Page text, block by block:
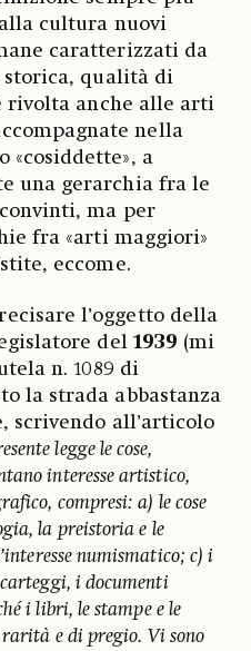
cultura nuovi
caratterizzati da
qualità di
rivolta anche alle arti
nella
«cosiddette», a
una gerarchia fra le
ma per
fra «arti maggiori»
eccome.
l’oggetto della
del1939 (mi
n. 1089 di
la strada abbastanza
scrivendo all’articolo
legge le cose,
interesse artistico,
compresi: a) le cose
la preistoria e le
numismatico; c) i
i documenti
i libri, le stampe e le
e di pregio. Vi sono